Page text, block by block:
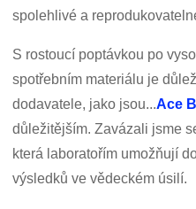
spolehlivé a
S rostoucí poptávkou po
spotřebním materiálu je
dodavatele, jako jsou...Ace
důležitějším. Zavázali jsme
která laboratořím umožňují
výsledků ve vědeckém úsilí.